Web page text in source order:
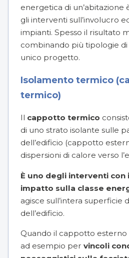
energetica di un’abitazione
gli interventi sull’involucro
impianti. Spesso il risultato
combinando più tipologie
unico progetto.
Isolamento termico
termico)
Il cappotto termico
di uno strato isolante sulle
dell’edificio (cappotto
dispersioni di calore verso
È uno degli interventi con
impatto sulla classe
agisce sull’intera superficie
dell’edificio.
Quando il cappotto esterno
ad esempio per vincoli